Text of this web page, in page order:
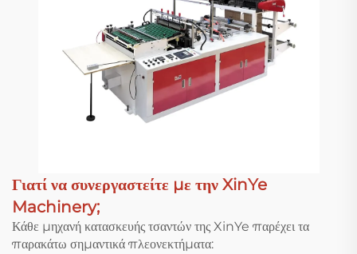
Γιατί να συνεργαστείτε με την XinYe
Machinery;
Κάθε μηχανή κατασκευής τσαντών της XinYe παρέχει τα
παρακάτω σημαντικά πλεονεκτήματα: